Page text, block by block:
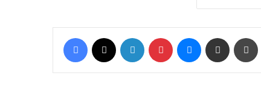
Facebook LinkedIn Pinterest Messenger Share via Email